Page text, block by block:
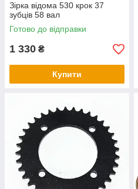
Зірка відома 530 крок 37
зубців 58 вал
Готово до відправки
1 330 ₴
Купити